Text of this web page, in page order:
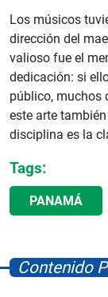
Los músicos
dirección del
valioso fue el
dedicación: si
público, muchos
este arte
disciplina es la
Tags:
PANAMÁ
Contenido